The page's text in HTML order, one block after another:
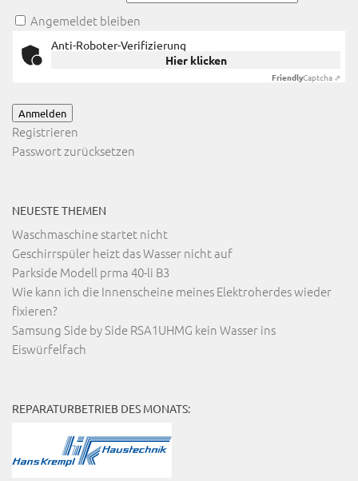
Angemeldet bleiben
Anti-Roboter-Verifizierung
Hier klicken
FriendlyCaptcha ⇗
Anmelden
Registrieren
Passwort zurücksetzen
NEUESTE THEMEN
Waschmaschine startet nicht
Geschirrspüler heizt das Wasser nicht auf
Parkside Modell prma 40-li B3
Wie kann ich die Innenscheine meines Elektroherdes wieder
fixieren?
Samsung Side by Side RSA1UHMG kein Wasser ins
Eiswürfelfach
REPARATURBETRIEB DES MONATS: